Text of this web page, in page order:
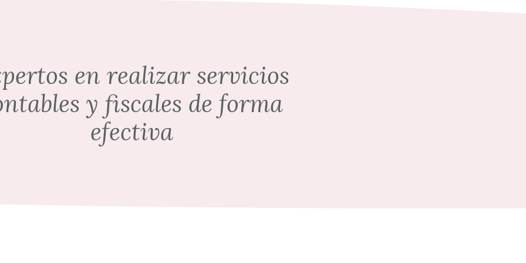
en realizar servicios
y fiscales de forma
efectiva